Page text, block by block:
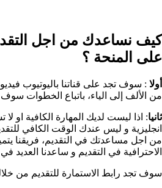
كيف نساعدك من اجل
على المنحة ؟​
أولا : سوف تجد على قناتنا باليوتيوب
من الألف إلى الياء، باتباع الخطوات
ثانيا: اذا ليست لديك المهارة الكافية او لا
انجليزية و ليس عندك الوقت الكافي
من اجل مساعدتك في التقديم، فريقنا
الاحترافية في التقديم و ساعدنا
سوف تجد رابط الاستمارة للتقديم من